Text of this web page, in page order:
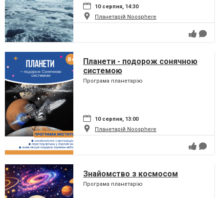
10 серпня, 14:30
Планетарій Noosphere
Планети - подорож сонячною
системою
Програма планетарію
10 серпня, 13:00
Планетарій Noosphere
Знайомство з космосом
Програма планетарію